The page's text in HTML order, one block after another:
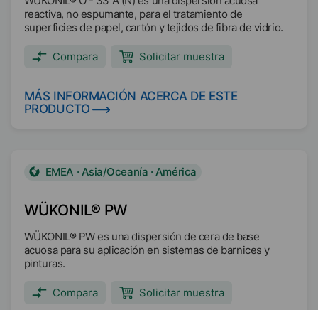
reactiva, no espumante, para el tratamiento de
superficies de papel, cartón y tejidos de fibra de vidrio.
Compara Solicitar muestra
MÁS INFORMACIÓN ACERCA DE ESTE
PRODUCTO
WÜKONIL® PW
EMEA · Asia/Oceanía · América
WÜKONIL® PW es una dispersión de cera de base
acuosa para su aplicación en sistemas de barnices y
pinturas.
Compara Solicitar muestra